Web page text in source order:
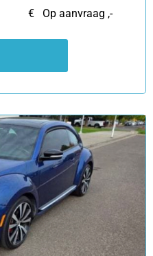
€ Op aanvraag ,-